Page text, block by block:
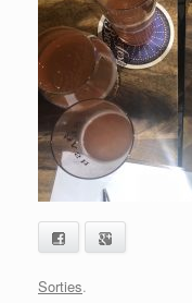
Facebook
Sorties.